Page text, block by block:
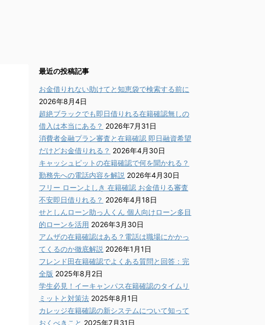
最近の投稿記事
お金借りれない助けてと知恵袋で検索する前に
2026年8月4日
超絶ブラックでも即日借りれる在籍確認無しの
借入は本当にある？ 2026年7月31日
消費者金融プラン審査と在籍確認 即日融資希望
だけどお金借りれる？ 2026年4月30日
キャッシュピットの在籍確認で何を聞かれる？
勤務先への電話内容を解説 2026年4月30日
フリー ローンよしき 在籍確認 お金借りる審査
不安即日借りれる？ 2026年4月18日
せとしんローン助っ人くん 個人向けローン多目
的ローンを活用 2026年3月30日
アムザの在籍確認はある？電話は職場にかかっ
てくるのか徹底解説 2026年1月1日
フレンド田在籍確認でよくある質問と回答：完
全版 2025年8月2日
学生必見！イーキャンパス在籍確認のタイムリ
ミットと対策法 2025年8月1日
カレッジ在籍確認の新システムについて知って
おくべきこと 2025年7月31日